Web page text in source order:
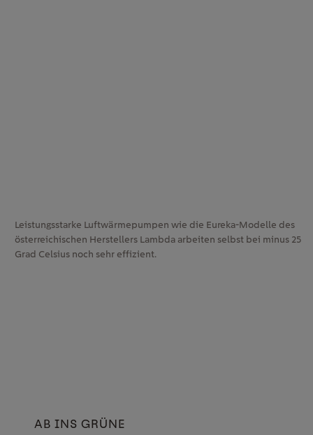
Leistungsstarke Luftwärmepumpen wie die Eureka-Modelle des
österreichischen Herstellers Lambda arbeiten selbst bei minus 25
Grad Celsius noch sehr effizient.
AB INS GRÜNE